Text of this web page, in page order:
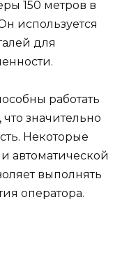
150 метров в
используется
для
работать
значительно
Некоторые
автоматической
выполнять
оператора.